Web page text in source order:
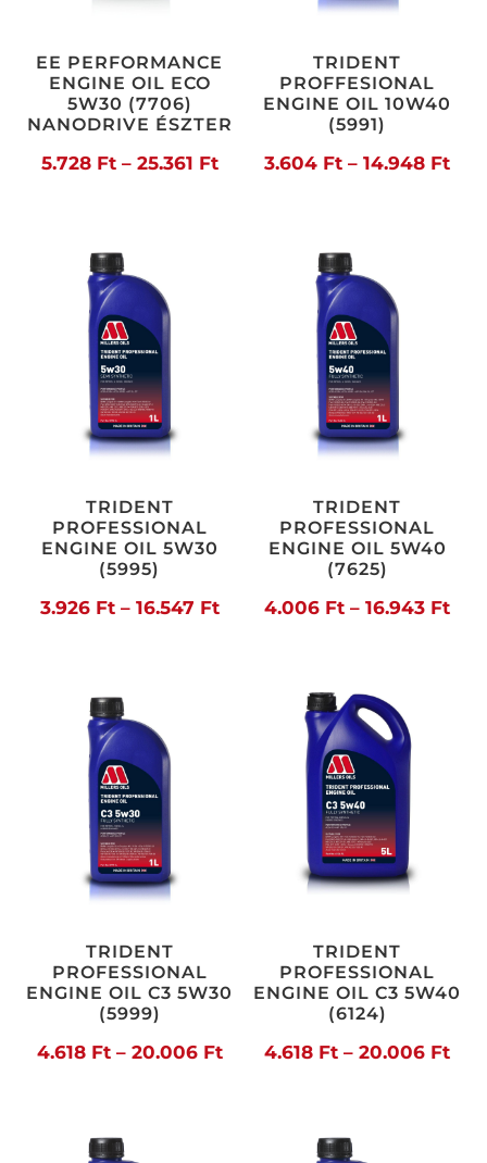
EE PERFORMANCE
ENGINE OIL ECO
5W30 (7706)
NANODRIVE ÉSZTER
5.728 Ft – 25.361 FtÁrtartomány:
TRIDENT
PROFFESIONAL
ENGINE OIL 10W40
(5991)
3.604 Ft – 14.948 Ft
TRIDENT
PROFESSIONAL
ENGINE OIL 5W30
(5995)
3.926 Ft – 16.547 FtÁrtartomány:
TRIDENT
PROFESSIONAL
ENGINE OIL 5W40
(7625)
4.006 Ft – 16.943 Ft
TRIDENT
PROFESSIONAL
ENGINE OIL C3 5W30
(5999)
4.618 Ft – 20.006 FtÁrtartomány:
TRIDENT
PROFESSIONAL
ENGINE OIL C3 5W40
(6124)
4.618 Ft – 20.006 Ft